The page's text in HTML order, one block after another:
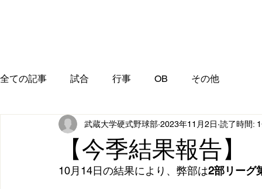
全ての記事 試合 行事 OB その他
【今季結果報告】
武蔵大学硬式野球部 2023年11月2日 読了時間:
10月14日の結果により、弊部は2部リーグ